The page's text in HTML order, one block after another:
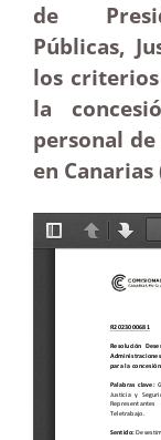
de
Públicas,
los
la
personal
en Canarias